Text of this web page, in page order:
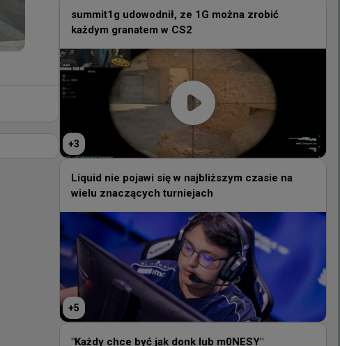
każdym granatem w CS2
Liquid nie pojawi się w najbliższym czasie na
wielu znaczących turniejach
+5
"Każdy chce być jak donk lub m0NESY"
summit1g udowodnił, ze 1G można zrobić
każdym granatem w CS2
+3
Liquid nie pojawi się w najbliższym czasie na
wielu znaczących turniejach
+5
"Każdy chce być jak donk lub m0NESY"